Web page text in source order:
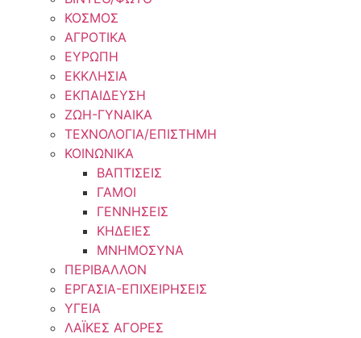
ΚΟΣΜΟΣ
ΑΓΡΟΤΙΚΑ
ΕΥΡΩΠΗ
ΕΚΚΛΗΣΙΑ
ΕΚΠΑΙΔΕΥΣΗ
ΖΩΗ-ΓΥΝΑΙΚΑ
ΤΕΧΝΟΛΟΓΙΑ/ΕΠΙΣΤΗΜΗ
ΚΟΙΝΩΝΙΚΑ
ΒΑΠΤΙΣΕΙΣ
ΓΑΜΟΙ
ΓΕΝΝΗΣΕΙΣ
ΚΗΔΕΙΕΣ
ΜΝΗΜΟΣΥΝΑ
ΠΕΡΙΒΑΛΛΟΝ
ΕΡΓΑΣΙΑ-ΕΠΙΧΕΙΡΗΣΕΙΣ
ΥΓΕΙΑ
ΛΑΪΚΕΣ ΑΓΟΡΕΣ